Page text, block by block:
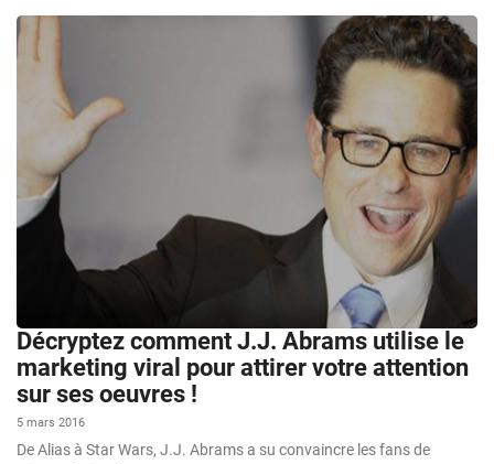
Décryptez comment J.J. Abrams utilise le
marketing viral pour attirer votre attention
sur ses oeuvres !
5 mars 2016
De Alias à Star Wars, J.J. Abrams a su convaincre les fans de